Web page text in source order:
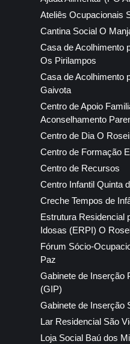
Ateliês Ocupacionais
Cantina Social O
Casa de Acolhimento
Os Pirilampos
Casa de Acolhimento
Gaivota
Centro de Apoio
Aconselhamento
Centro de Dia O
Centro de Formação
Centro de Recursos
Centro Infantil Quinta
Creche Tempos de
Estrutura Residencial
Idosas (ERPI) O
Fórum Sócio-
Paz
Gabinete de Inserção
(GIP)
Gabinete de Inserção
Lar Residencial São
Loja Social Baú dos